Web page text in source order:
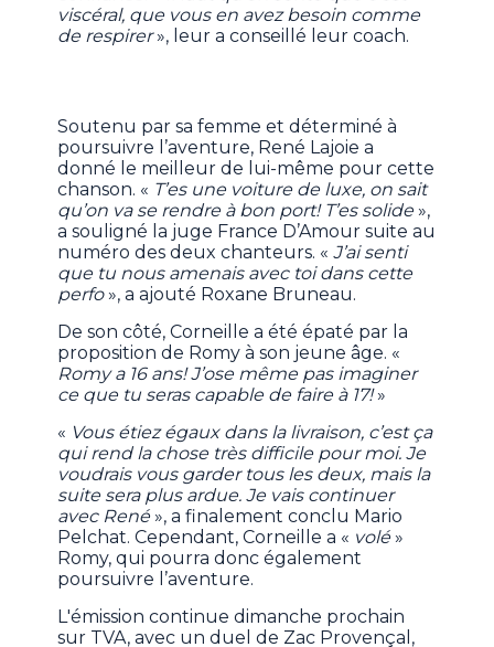
viscéral, que vous en avez besoin comme
de respirer», leur a conseillé leur coach.
Soutenu par sa femme et déterminé à
poursuivre l’aventure, René Lajoie a
donné le meilleur de lui-même pour cette
chanson. « T’es une voiture de luxe, on sait
qu’on va se rendre à bon port! T’es solide»,
a souligné la juge France D’Amour suite au
numéro des deux chanteurs. « J’ai senti
que tu nous amenais avec toi dans cette
perfo», a ajouté Roxane Bruneau.
De son côté, Corneille a été épaté par la
proposition de Romy à son jeune âge. «
Romy a 16 ans! J’ose même pas imaginer
ce que tu seras capable de faire à 17!»
« Vous étiez égaux dans la livraison, c’est ça
qui rend la chose très difficile pour moi. Je
voudrais vous garder tous les deux, mais la
suite sera plus ardue. Je vais continuer
avec René», a finalement conclu Mario
Pelchat. Cependant, Corneille a « volé»
Romy, qui pourra donc également
poursuivre l’aventure.
L'émission continue dimanche prochain
sur TVA, avec un duel de Zac Provençal,